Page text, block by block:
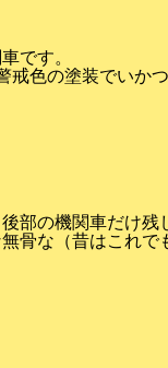
です。
色の塗装でいかつ
部の機関車だけ残
骨な（昔はこれで